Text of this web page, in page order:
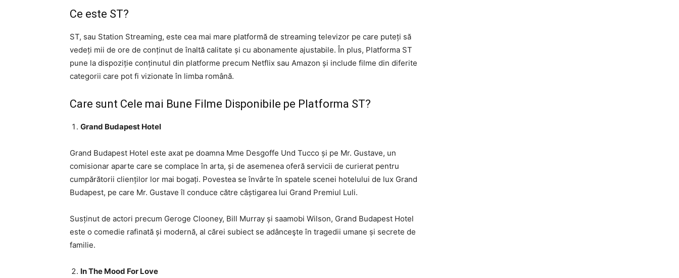
Ce este ST?
ST, sau Station Streaming, este cea mai mare platformă de streaming televizor pe care puteți să
vedeți mii de ore de conținut de înaltă calitate și cu abonamente ajustabile. În plus, Platforma ST
pune la dispoziție conținutul din platforme precum Netflix sau Amazon și include filme din diferite
categorii care pot fi vizionate în limba română.
Care sunt Cele mai Bune Filme Disponibile pe Platforma ST?
Grand Budapest Hotel
Grand Budapest Hotel este axat pe doamna Mme Desgoffe Und Tucco și pe Mr. Gustave, un
comisionar aparte care se complace în arta, și de asemenea oferă servicii de curierat pentru
cumpărătorii clienților lor mai bogați. Povestea se învârte în spatele scenei hotelului de lux Grand
Budapest, pe care Mr. Gustave îl conduce către câștigarea lui Grand Premiul Luli.
Susținut de actori precum Geroge Clooney, Bill Murray și saamobi Wilson, Grand Budapest Hotel
este o comedie rafinată și modernă, al cărei subiect se adânceşte în tragedii umane și secrete de
familie.
In The Mood For Love